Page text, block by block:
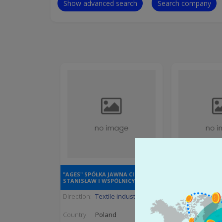
Show advanced search Search company
"AGES" SPÓŁKA JAWNA CIENIUCH
STANISŁAW I WSPÓLNICY
Direction: Textile industry
Country:
Poland
Direction:
Country: